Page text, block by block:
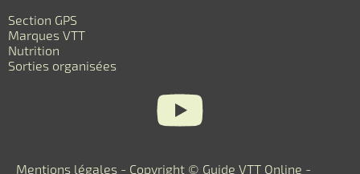
Section GPS
Marques VTT
Nutrition
Sorties organisées
Mentions légales - Copyright © Guide VTT Online -